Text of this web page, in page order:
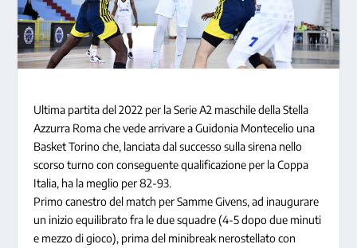
Ultima partita del 2022 per la Serie A2 maschile della Stella
Azzurra Roma che vede arrivare a Guidonia Montecelio una
Basket Torino che, lanciata dal successo sulla sirena nello
scorso turno con conseguente qualificazione per la Coppa
Italia, ha la meglio per 82-93.
Primo canestro del match per Samme Givens, ad inaugurare
un inizio equilibrato fra le due squadre (4-5 dopo due minuti
e mezzo di gioco), prima del minibreak nerostellato con